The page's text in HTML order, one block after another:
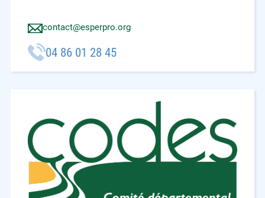
contact@esperpro.org
04 86 01 28 45